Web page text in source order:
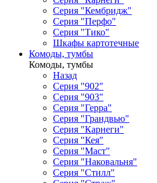
Серия "Кембридж"
Серия "Перфо"
Серия "Тико"
Шкафы картотечные
Комоды, тумбы
Комоды, тумбы
Назад
Серия "902"
Серия "903"
Серия "Герра"
Серия "Грандвью"
Серия "Карнеги"
Серия "Кея"
Серия "Маст"
Серия "Наковальня"
Серия "Стилл"